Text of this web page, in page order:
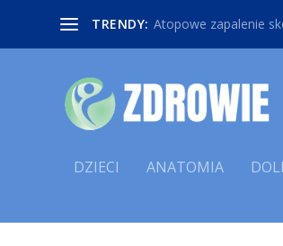
TRENDY: Atopowe zapalenie
DZIECI ANATOMIA